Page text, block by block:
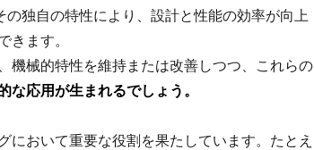
独自の特性により、設計と性能の効率が向上
ます。
機械的特性を維持または改善しつつ、これらの
応用が生まれるでしょう。
おいて重要な役割を果たしています。たとえ